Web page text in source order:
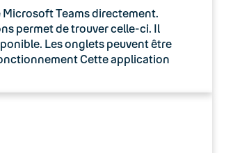
Teams directement.
permet de trouver celle-ci. Il
Les onglets peuvent être
Cette application